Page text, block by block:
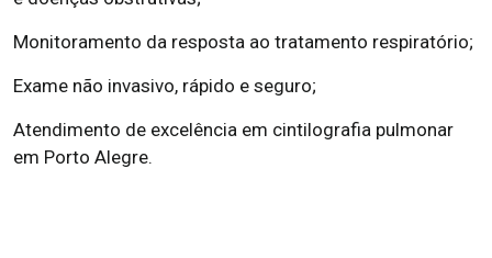
Monitoramento da resposta ao tratamento respiratório;
Exame não invasivo, rápido e seguro;
Atendimento de excelência em cintilografia pulmonar
em Porto Alegre.